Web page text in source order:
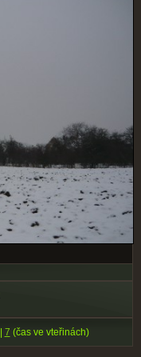
7 (čas ve vteřinách)